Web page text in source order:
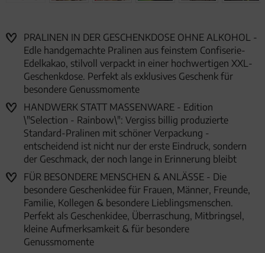
PRALINEN IN DER GESCHENKDOSE OHNE ALKOHOL -
Edle handgemachte Pralinen aus feinstem Confiserie-
Edelkakao, stilvoll verpackt in einer hochwertigen XXL-
Geschenkdose. Perfekt als exklusives Geschenk für
besondere Genussmomente
HANDWERK STATT MASSENWARE - Edition
\"Selection - Rainbow\": Vergiss billig produzierte
Standard-Pralinen mit schöner Verpackung -
entscheidend ist nicht nur der erste Eindruck, sondern
der Geschmack, der noch lange in Erinnerung bleibt
FÜR BESONDERE MENSCHEN & ANLÄSSE - Die
besondere Geschenkidee für Frauen, Männer, Freunde,
Familie, Kollegen & besondere Lieblingsmenschen.
Perfekt als Geschenkidee, Überraschung, Mitbringsel,
kleine Aufmerksamkeit & für besondere
Genussmomente